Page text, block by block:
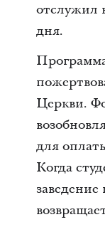
отслужил
дня.
Церкви.
для
Когда